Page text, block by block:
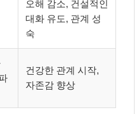
오해 감소, 건설적인
대화 유도, 관계 성
숙
건강한 관계 시작,
자존감 향상